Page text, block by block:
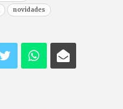
novidades